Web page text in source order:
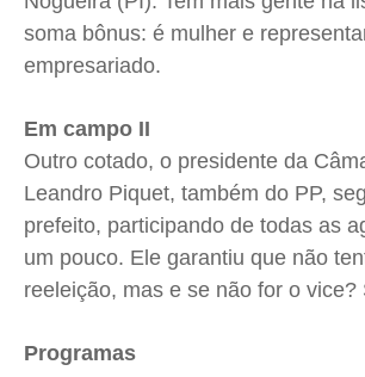
soma bônus: é mulher e
empresariado.
Em campo II
Outro cotado, o presidente da
Leandro Piquet, também do PP,
prefeito, participando de todas as
um pouco. Ele garantiu que não
reeleição, mas e se não for o vice?
Programas